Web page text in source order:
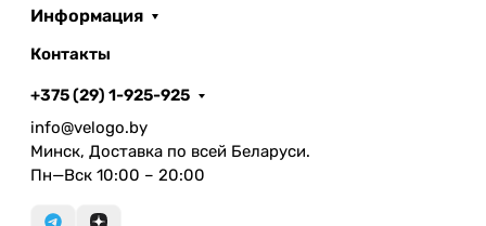
Информация
Контакты
+375 (29) 1-925-925
info@velogo.by
Минск, Доставка по всей Беларуси.
Пн—Вск 10:00 – 20:00